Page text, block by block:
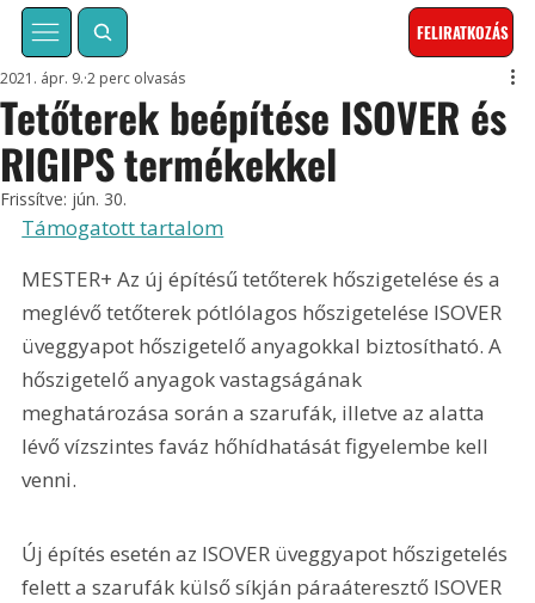
FELIRATKOZÁS
Tetőterek beépítése ISOVER és
RIGIPS termékekkel
2021. ápr. 9. 2 perc olvasás
Frissítve: jún. 30.
Támogatott tartalom
MESTER+ Az új építésű tetőterek hőszigetelése és a
meglévő tetőterek pótlólagos hőszigetelése ISOVER
üveggyapot hőszigetelő anyagokkal biztosítható. A
hőszigetelő anyagok vastagságának
meghatározása során a szarufák, illetve az alatta
lévő vízszintes faváz hőhídhatását figyelembe kell
venni.
Új építés esetén az ISOVER üveggyapot hőszigetelés
felett a szarufák külső síkján páraáteresztő ISOVER